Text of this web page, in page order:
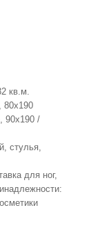
кв.м.
80х190
90х190 /
стулья,
для ног,